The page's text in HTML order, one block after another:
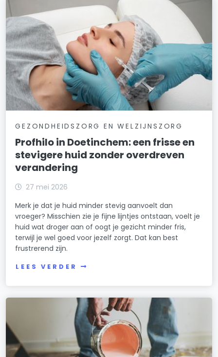
GEZONDHEIDSZORG EN WELZIJNSZORG
Profhilo in Doetinchem: een frisse en
stevigere huid zonder overdreven
verandering
27 mei 2026
Merk je dat je huid minder stevig aanvoelt dan
vroeger? Misschien zie je fijne lijntjes ontstaan, voelt je
huid wat droger aan of oogt je gezicht minder fris,
terwijl je wel goed voor jezelf zorgt. Dat kan best
frustrerend zijn.
LEES VERDER